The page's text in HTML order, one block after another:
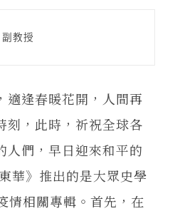
教授
逢春暖花開，人間再
刻，此時，祈祝全球各
人們，早日迎來和平的
華》推出的是大眾史學
相關專輯。首先，在